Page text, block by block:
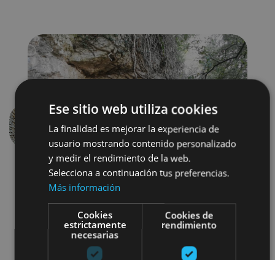
Aurrekoa
Visitas guiadas Arquitectura civil
Ese sitio web utiliza cookies
La finalidad es mejorar la experiencia de
usuario mostrando contenido personalizado
y medir el rendimiento de la web.
Selecciona a continuación tus preferencias.
Más información
Cookies
estrictamente
necesarias
Cookies de
rendimiento